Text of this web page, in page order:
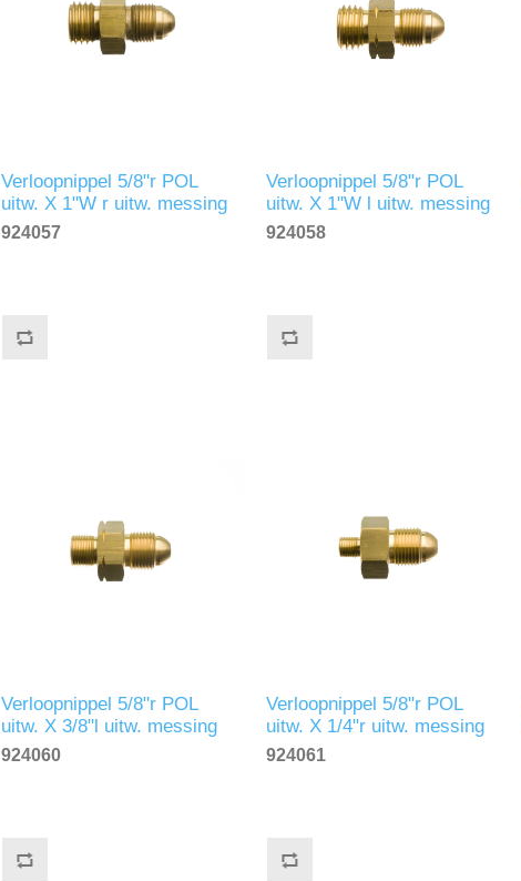
Verloopnippel 5/8"r POL
uitw. X 1"W r uitw. messing
924057
Verloopnippel 5/8"r POL
uitw. X 1"W l uitw. messing
924058
Verloopnippel 5/8"r POL
uitw. X 3/8"l uitw. messing
924060
Verloopnippel 5/8"r POL
uitw. X 1/4"r uitw. messing
924061